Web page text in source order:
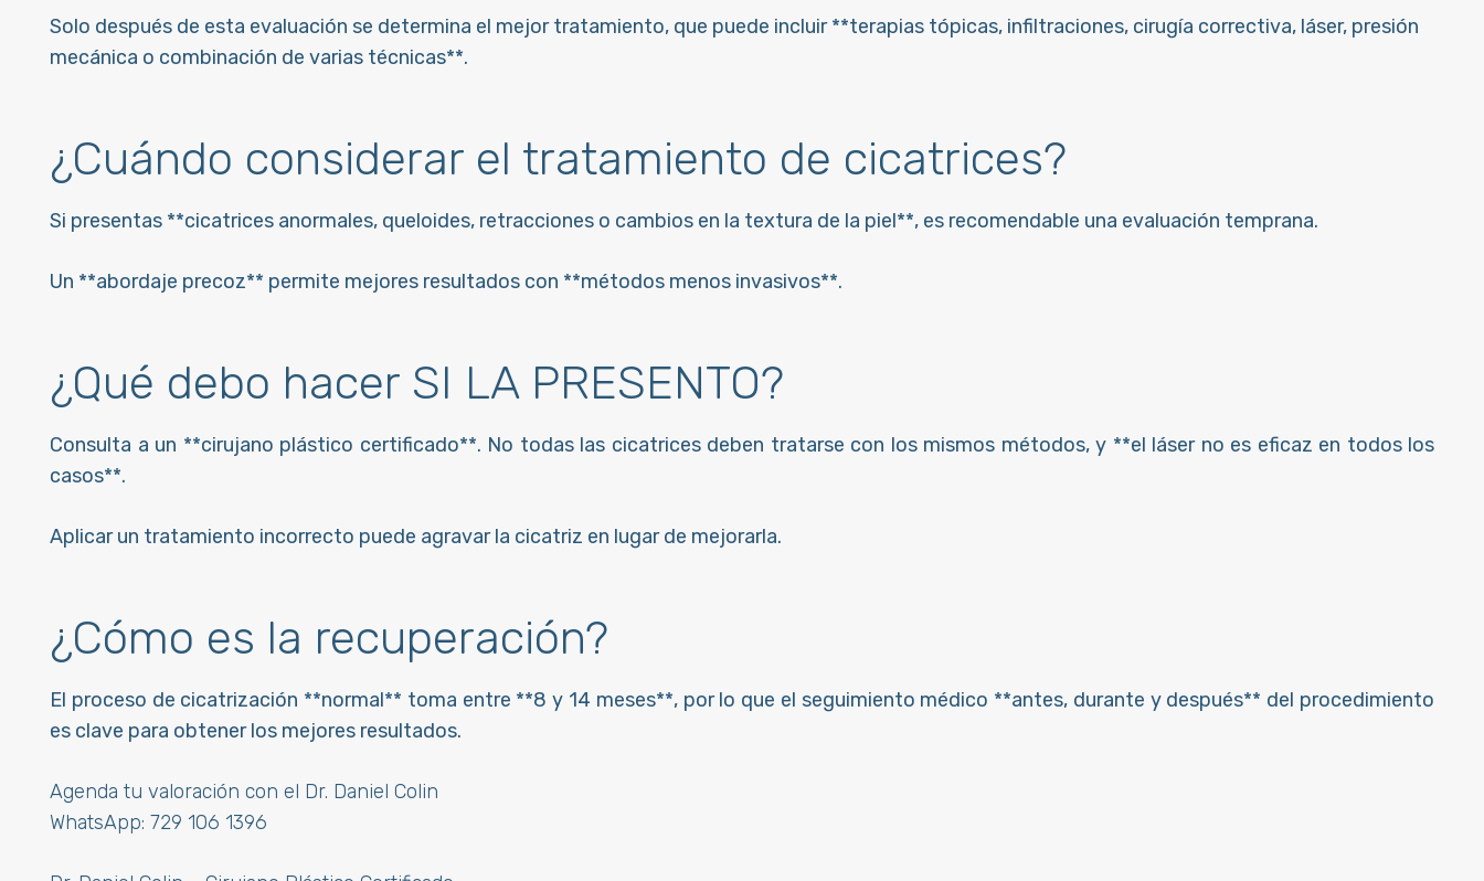
Solo después de esta evaluación se determina el mejor tratamiento, que puede incluir **terapias tópicas, infiltraciones, cirugía correctiva, láser, presión
mecánica o combinación de varias técnicas**.
¿Cuándo considerar el tratamiento de cicatrices?
Si presentas **cicatrices anormales, queloides, retracciones o cambios en la textura de la piel**, es recomendable una evaluación temprana.
Un **abordaje precoz** permite mejores resultados con **métodos menos invasivos**.
¿Qué debo hacer SI LA PRESENTO?
Consulta a un **cirujano plástico certificado**. No todas las cicatrices deben tratarse con los mismos métodos, y **el láser no es eficaz en todos los
casos**.
Aplicar un tratamiento incorrecto puede agravar la cicatriz en lugar de mejorarla.
¿Cómo es la recuperación?
El proceso de cicatrización **normal** toma entre **8 y 14 meses**, por lo que el seguimiento médico **antes, durante y después** del procedimiento
es clave para obtener los mejores resultados.
Agenda tu valoración con el Dr. Daniel Colin
WhatsApp: 729 106 1396